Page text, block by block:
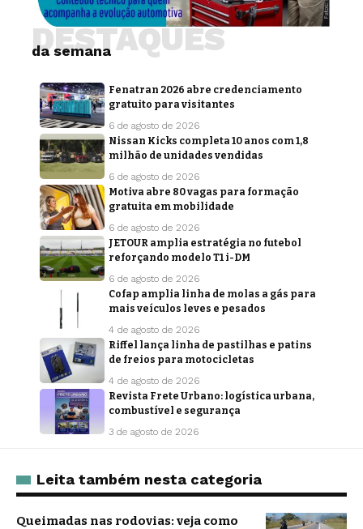
da semana
DESTAQUES
Fenatran 2026 abre credenciamento
gratuito para visitantes
6 de agosto de 2026
Nissan Kicks completa 10 anos com 1,8
milhão de unidades vendidas
6 de agosto de 2026
Motiva abre 80 vagas para formação
gratuita em mobilidade
6 de agosto de 2026
JETOUR amplia estratégia no futebol
reforçando modelo T1 i-DM
6 de agosto de 2026
Cofap amplia linha de molas a gás para
mais veículos leves e pesados
4 de agosto de 2026
Riffel lança linha de pastilhas e patins
de freios para motocicletas
4 de agosto de 2026
Revista Frete Urbano: logística urbana,
combustível e segurança
3 de agosto de 2026
Leita também nesta categoria
Queimadas nas rodovias: veja como